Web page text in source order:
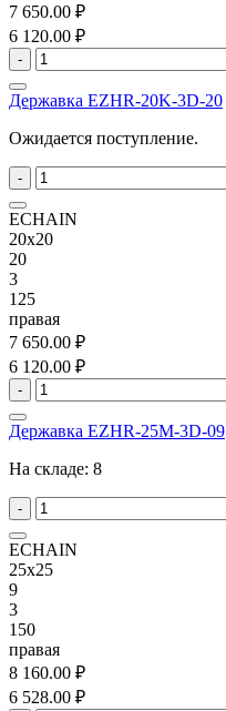
7 650.00 ₽
6 120.00 ₽
-
Державка EZHR-20K-3D-20
Ожидается поступление.
-
ECHAIN
20x20
20
3
125
правая
7 650.00 ₽
6 120.00 ₽
-
Державка EZHR-25M-3D-09
На складе: 8
-
ECHAIN
25x25
9
3
150
правая
8 160.00 ₽
6 528.00 ₽